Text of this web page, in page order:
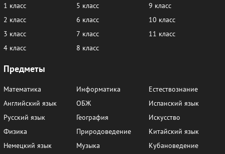
1 класс
2 класс
3 класс
4 класс
5 класс
6 класс
7 класс
8 класс
9 класс
10 класс
11 класс
Предметы
Математика
Английский язык
Русский язык
Физика
Немецкий язык
Информатика
ОБЖ
География
Природоведение
Музыка
Естествознание
Испанский язык
Искусство
Китайский язык
Кубановедение